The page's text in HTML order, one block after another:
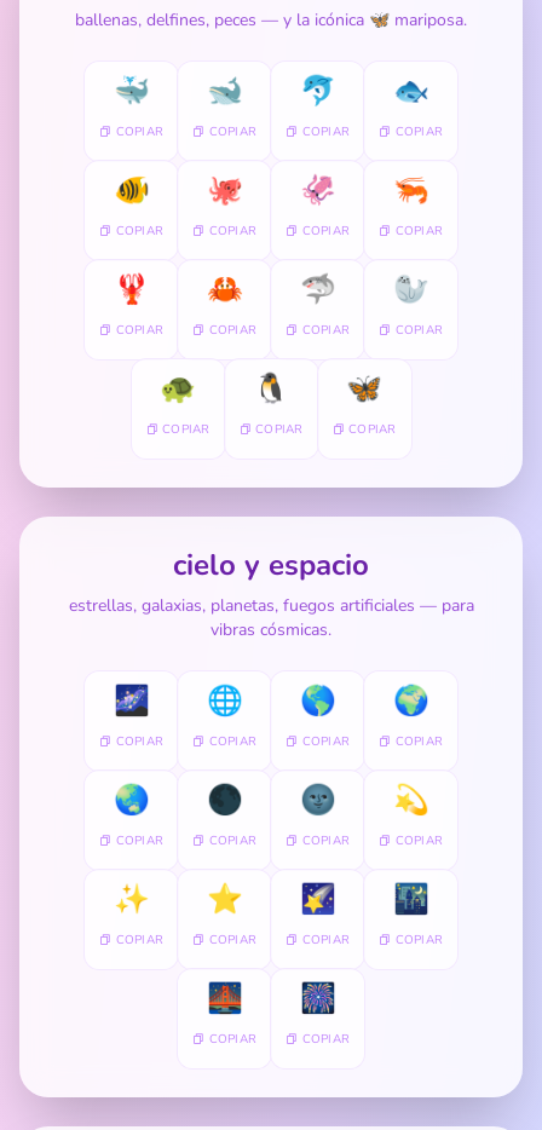
ballenas, delfines, peces — y la icónica 🦋 mariposa.
🐳
COPIAR
🐋
COPIAR
🐬
COPIAR
🐟
COPIAR
🐠
COPIAR
🐙
COPIAR
🦑
COPIAR
🦐
COPIAR
🦞
COPIAR
🦀
COPIAR
🦈
COPIAR
🦭
COPIAR
🐢
COPIAR
🐧
COPIAR
🦋
COPIAR
cielo y espacio
estrellas, galaxias, planetas, fuegos artificiales — para
vibras cósmicas.
🌌
COPIAR
🌐
COPIAR
🌎
COPIAR
🌍
COPIAR
🌏
COPIAR
🌑
COPIAR
🌚
COPIAR
💫
COPIAR
✨
COPIAR
⭐
COPIAR
🌠
COPIAR
🌃
COPIAR
🌉
COPIAR
🎆
COPIAR